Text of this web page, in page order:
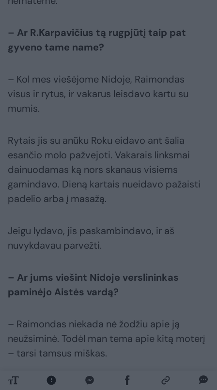
– Ar R.Karpavičius tą rugpjūtį taip pat
gyveno tame name?
– Kol mes viešėjome Nidoje, Raimondas
visus ir rytus, ir vakarus leisdavo kartu su
mumis.
Rytais jis su anūku Roku eidavo ant šalia
esančio molo pažvejoti. Vakarais linksmai
dainuodamas ką nors skanaus visiems
gamindavo. Dieną kartais nueidavo pažaisti
padelio arba į masažą.
Jeigu lydavo, jis paskambindavo, ir aš
nuvykdavau parvežti.
– Ar jums viešint Nidoje verslininkas
paminėjo Aistės vardą?
– Raimondas niekada nė žodžiu apie ją
neužsiminė. Todėl man tema apie kitą moterį
– tarsi tamsus miškas.
Nidoje nebuvo jokių ženklų, kad jo gyvenime